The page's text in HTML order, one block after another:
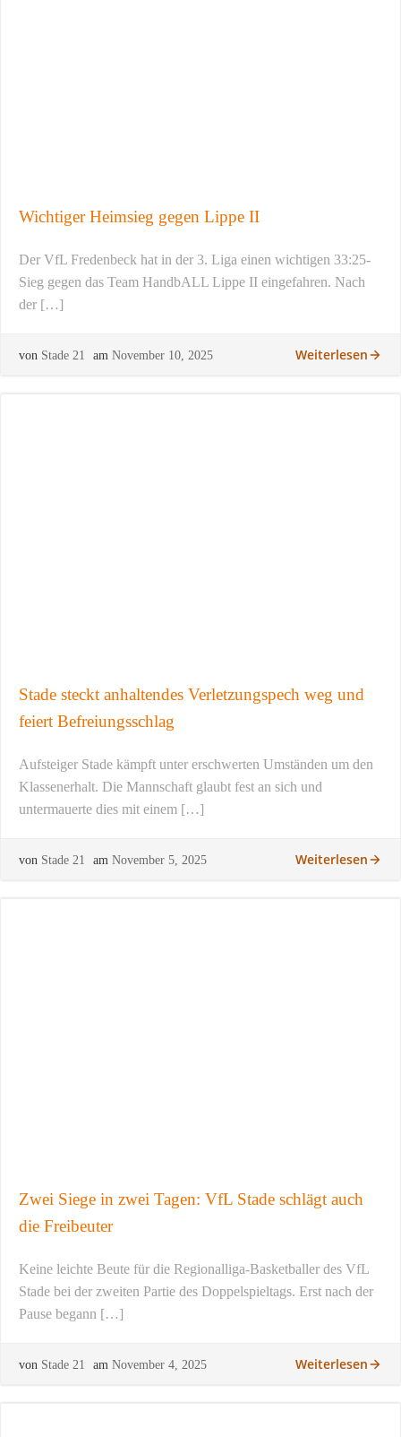
Wichtiger Heimsieg gegen Lippe II
Der VfL Fredenbeck hat in der 3. Liga einen wichtigen 33:25-
Sieg gegen das Team HandbALL Lippe II eingefahren. Nach
der […]
von Stade 21 am November 10, 2025 Weiterlesen
Stade steckt anhaltendes Verletzungspech weg und
feiert Befreiungsschlag
Aufsteiger Stade kämpft unter erschwerten Umständen um den
Klassenerhalt. Die Mannschaft glaubt fest an sich und
untermauerte dies mit einem […]
von Stade 21 am November 5, 2025 Weiterlesen
Zwei Siege in zwei Tagen: VfL Stade schlägt auch
die Freibeuter
Keine leichte Beute für die Regionalliga-Basketballer des VfL
Stade bei der zweiten Partie des Doppelspieltags. Erst nach der
Pause begann […]
von Stade 21 am November 4, 2025 Weiterlesen